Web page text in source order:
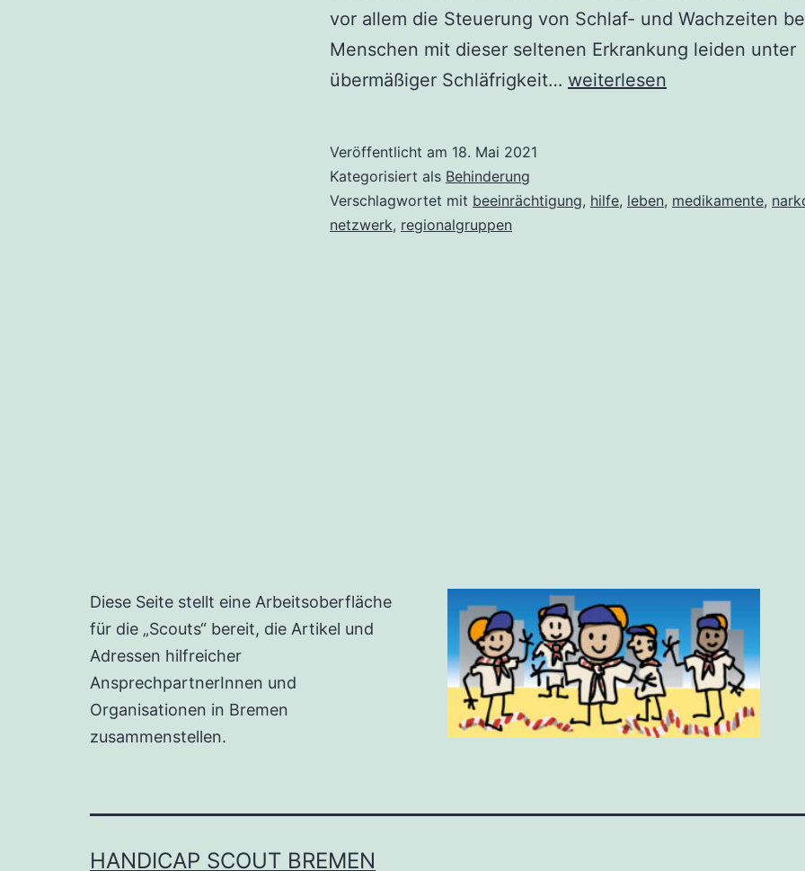
vor allem die Steuerung von Schlaf- und Wachzeiten
Menschen mit dieser seltenen Erkrankung leiden unter
übermäßiger Schläfrigkeit… Narkolepsie,
Das
weiterlesen
Veröffentlicht am 18. Mai 2021
Kategorisiert als Behinderung
Verschlagwortet mit beeinrächtigung, hilfe, leben, medikamente,
netzwerk, regionalgruppen
Diese Seite stellt eine Arbeitsoberfläche
für die „Scouts“ bereit, die Artikel und
Adressen hilfreicher
AnsprechpartnerInnen und
Organisationen in Bremen
zusammenstellen.
HANDICAP SCOUT BREMEN